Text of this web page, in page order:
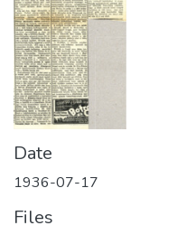
Date
1936-07-17
Files